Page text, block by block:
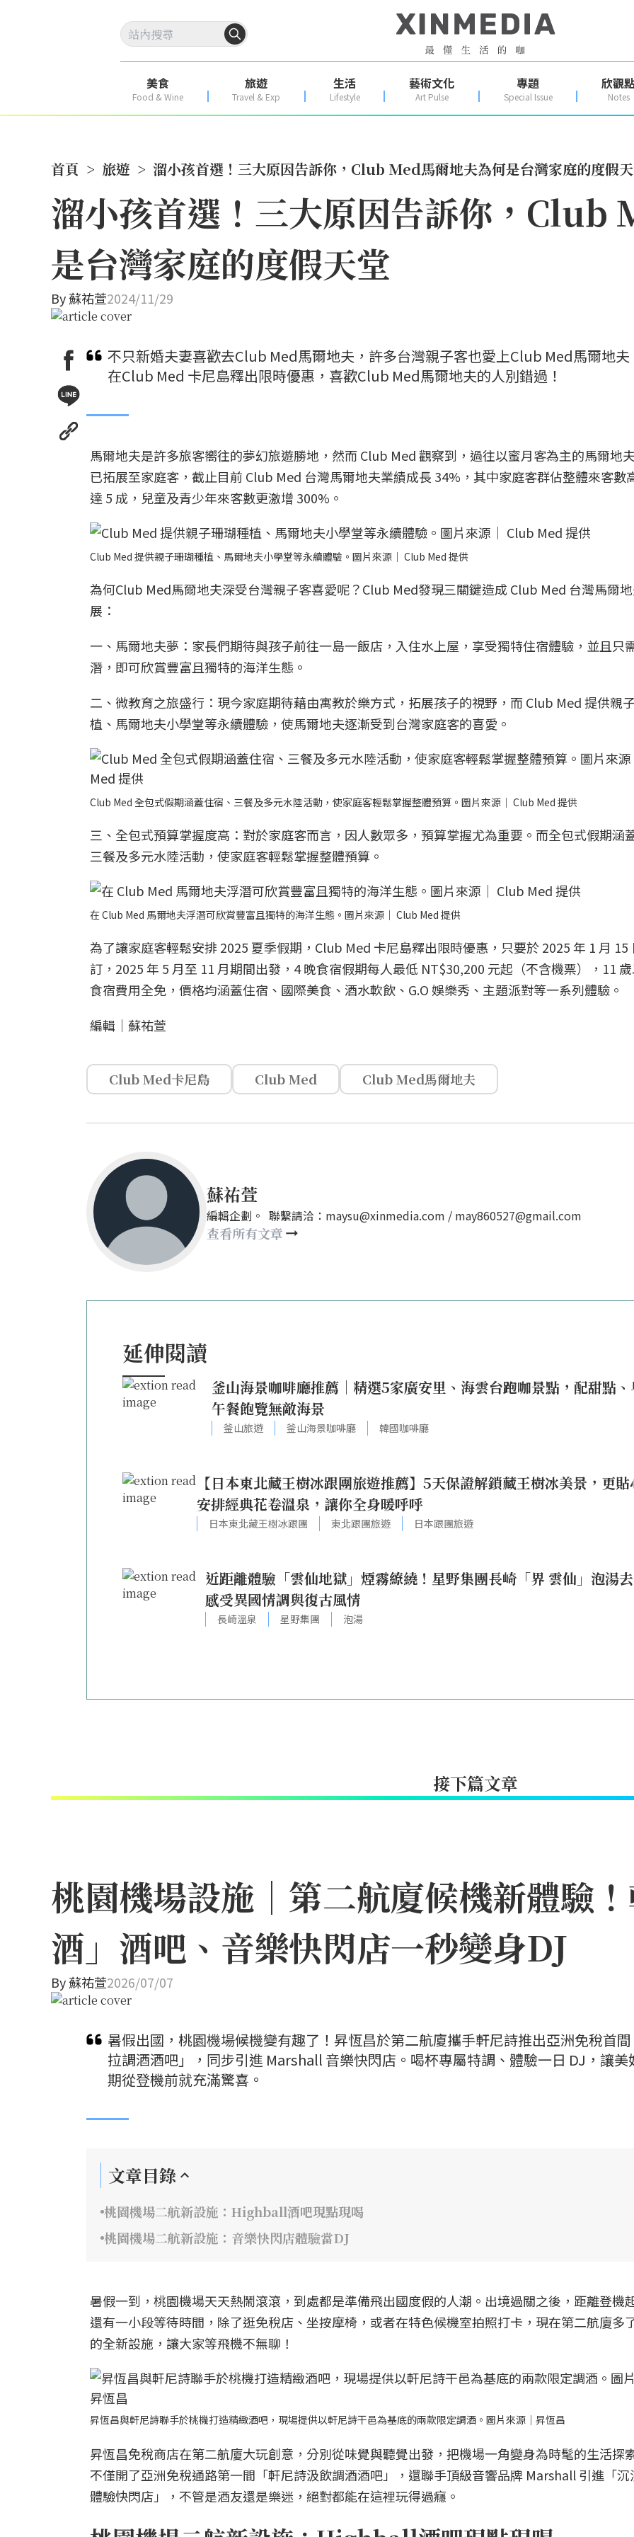
美食
Food & Wine
旅遊
Travel & Exp
生活
Lifestyle
藝術文化
Art Pulse
專題
Special Issue
欣觀點
Notes
首頁 > 旅遊 > 溜小孩首選！三大原因告訴你，Club Med馬爾地夫為何是台灣家庭的度假
溜小孩首選！三大原因告訴你，Club
是台灣家庭的度假天堂
By蘇祐萱2024/11/29
不只新婚夫妻喜歡去Club Med馬爾地夫，許多台灣親子客也愛上Club Med馬爾地夫
在Club Med 卡尼島釋出限時優惠，喜歡Club Med馬爾地夫的人別錯過！
馬爾地夫是許多旅客嚮往的夢幻旅遊勝地，然而 Club Med 觀察到，過往以蜜月客為主的馬爾地
已拓展至家庭客，截止目前 Club Med 台灣馬爾地夫業績成長 34%，其中家庭客群佔整體來客數
達 5 成，兒童及青少年來客數更激增 300%。
Club Med 提供親子珊瑚種植、馬爾地夫小學堂等永續體驗。圖片來源｜ Club Med 提供
為何Club Med馬爾地夫深受台灣親子客喜愛呢？Club Med發現三關鍵造成 Club Med 台灣馬爾
展：
一、馬爾地夫夢：家長們期待與孩子前往一島一飯店，入住水上屋，享受獨特住宿體驗，並且只
潛，即可欣賞豐富且獨特的海洋生態。
二、微教育之旅盛行：現今家庭期待藉由寓教於樂方式，拓展孩子的視野，而 Club Med 提供親
植、馬爾地夫小學堂等永續體驗，使馬爾地夫逐漸受到台灣家庭客的喜愛。
Club Med 全包式假期涵蓋住宿、三餐及多元水陸活動，使家庭客輕鬆掌握整體預算。圖片來源｜ Club Med 提供
三、全包式預算掌握度高：對於家庭客而言，因人數眾多，預算掌握尤為重要。而全包式假期涵
三餐及多元水陸活動，使家庭客輕鬆掌握整體預算。
在 Club Med 馬爾地夫浮潛可欣賞豐富且獨特的海洋生態。圖片來源｜ Club Med 提供
為了讓家庭客輕鬆安排 2025 夏季假期，Club Med 卡尼島釋出限時優惠，只要於 2025 年 1 月 15
訂，2025 年 5 月至 11 月期間出發，4 晚食宿假期每人最低 NT$30,200 元起（不含機票），11
食宿費用全免，價格均涵蓋住宿、國際美食、酒水軟飲、G.O 娛樂秀、主題派對等一系列體驗。
編輯｜蘇祐萱
Club Med卡尼島 Club Med Club Med馬爾地夫
蘇祐萱
編輯企劃。 聯繫請洽：maysu@xinmedia.com / may860527@gmail.com
查看所有文章
延伸閱讀
釜山海景咖啡廳推薦｜精選5家廣安里、海雲台跑咖景點，配甜點、
午餐飽覽無敵海景
釜山旅遊 釜山海景咖啡廳 韓國咖啡廳
【日本東北藏王樹冰跟團旅遊推薦】5天保證解鎖藏王樹冰美景，更貼
安排經典花卷溫泉，讓你全身暖呼呼
日本東北藏王樹冰跟團 東北跟團旅遊 日本跟團旅遊
近距離體驗「雲仙地獄」煙霧繚繞！星野集團長崎「界 雲仙」泡湯去
感受異國情調與復古風情
長崎溫泉 星野集團 泡湯
接下篇文章
桃園機場設施｜第二航廈候機新體驗
酒」酒吧、音樂快閃店一秒變身DJ
By蘇祐萱2026/07/07
暑假出國，桃園機場候機變有趣了！昇恆昌於第二航廈攜手軒尼詩推出亞洲免稅首
拉調酒酒吧」，同步引進 Marshall 音樂快閃店。喝杯專屬特調、體驗一日 DJ，讓美
期從登機前就充滿驚喜。
文章目錄
桃園機場二航新設施：Highball酒吧現點現喝
桃園機場二航新設施：音樂快閃店體驗當DJ
暑假一到，桃園機場天天熱鬧滾滾，到處都是準備飛出國度假的人潮。出境過關之後，距離登機
還有一小段等待時間，除了逛免稅店、坐按摩椅，或者在特色候機室拍照打卡，現在第二航廈多
的全新設施，讓大家等飛機不無聊！
昇恆昌與軒尼詩聯手於桃機打造精緻酒吧，現場提供以軒尼詩干邑為基底的兩款限定調酒。圖片來源｜昇恆昌
昇恆昌免稅商店在第二航廈大玩創意，分別從味覺與聽覺出發，把機場一角變身為時髦的生活探
不僅開了亞洲免稅通路第一間「軒尼詩汲飲調酒酒吧」，還聯手頂級音響品牌 Marshall 引進「沉
體驗快閃店」，不管是酒友還是樂迷，絕對都能在這裡玩得過癮。